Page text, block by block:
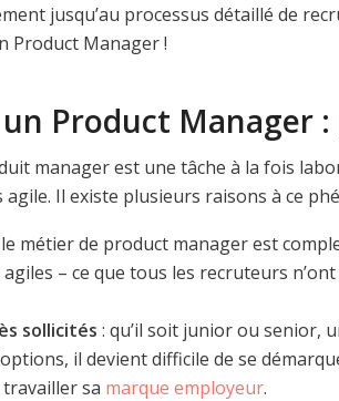
jusqu’au processus détaillé de
Product Manager !
Product Manager
manager est une tâche à la fois
agile. Il existe plusieurs raisons à ce
métier de product manager est
– ce que tous les recruteurs n’ont
sollicités : qu’il soit junior ou senior,
il devient difficile de se
sa marque employeur.